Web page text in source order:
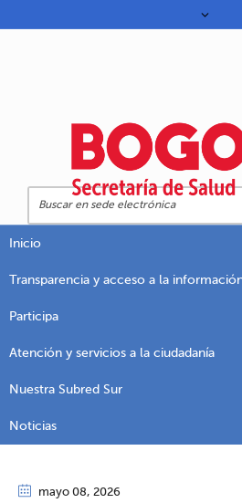
Inicio
Transparencia y acceso a la
Participa
Atención y servicios a la ciudadanía
Nuestra Subred Sur
Noticias
mayo 08, 2026